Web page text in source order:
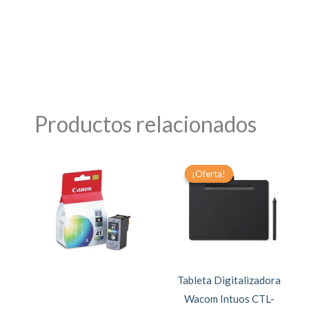
Productos relacionados
¡Oferta!
¡Oferta!
Tableta Digitalizadora
Wacom Intuos CTL-
price
was:
$248.00.
is: